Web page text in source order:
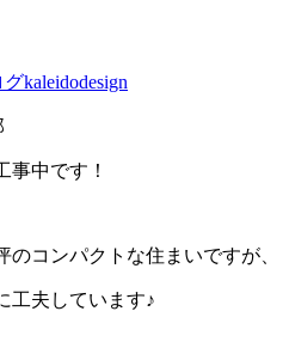
グkaleidodesign
事中です！
のコンパクトな住まいですが、
工夫しています♪